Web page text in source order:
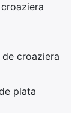
croaziera
plata